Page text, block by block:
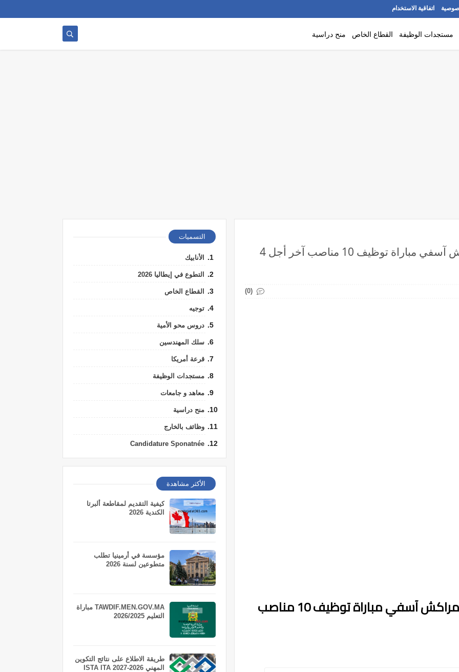
اتفاقية الاستخدام
مستجدات الوظيفة القطاع الخاص منح دراسية
المديرية الجهوية للصحة لجهة مراكش آسفي مباراة توظيف 10 مناصب آخر أجل 4
(0)
المديرية الجهوية للصحة لجهة مراكش آسفي مباراة توظيف 10 مناصب
التسميات
الأنابيك
التطوع في إيطاليا 2026
القطاع الخاص
توجيه
دروس محو الأمية
سلك المهندسين
قرعة أمريكا
مستجدات الوظيفة
معاهد و جامعات
منح دراسية
وظائف بالخارج
Candidature Sponatnée
الأكثر مشاهدة
كيفية التقديم لمقاطعة ألبرتا
الكندية 2026
مؤسسة في أرمينيا تطلب
متطوعين لسنة 2026
TAWDIF.MEN.GOV.MA مباراة
التعليم 2026/2025
طريقة الاطلاع على نتائج التكوين
المهني 2026-2027 ISTA ITA